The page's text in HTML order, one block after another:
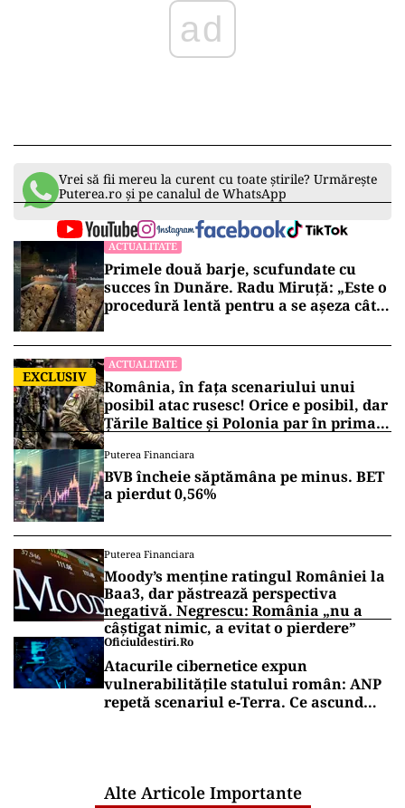
ad
Vrei să fii mereu la curent cu toate știrile? Urmărește
Puterea.ro și pe canalul de WhatsApp
ACTUALITATE
Primele două barje, scufundate cu
succes în Dunăre. Radu Miruță: „Este o
procedură lentă pentru a se așeza cât
EXCLUSIV
ACTUALITATE
România, în fața scenariului unui
posibil atac rusesc! Orice e posibil, dar
Țările Baltice și Polonia par în prima
Puterea Financiara
BVB încheie săptămâna pe minus. BET
a pierdut 0,56%
Puterea Financiara
Moody’s menține ratingul României la
Baa3, dar păstrează perspectiva
negativă. Negrescu: România „nu a
câștigat nimic, a evitat o pierdere”
Oficiuldestiri.ro
Atacurile cibernetice expun
vulnerabilitățile statului român: ANP
repetă scenariul e‑Terra. Ce ascund
Alte Articole Importante